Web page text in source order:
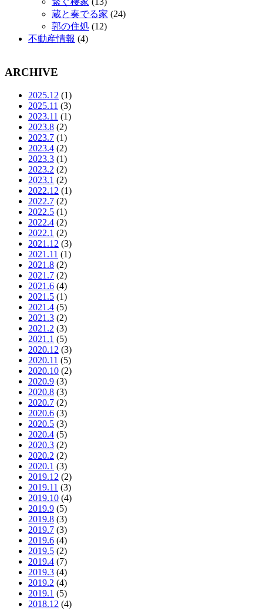
蔵と奏でる家 (24)
郭の住処 (12)
不動産情報 (4)
ARCHIVE
2025.12 (1)
2025.11 (3)
2023.11 (1)
2023.8 (2)
2023.7 (1)
2023.4 (2)
2023.3 (1)
2023.2 (2)
2023.1 (2)
2022.12 (1)
2022.7 (2)
2022.5 (1)
2022.4 (2)
2022.1 (2)
2021.12 (3)
2021.11 (1)
2021.8 (2)
2021.7 (2)
2021.6 (4)
2021.5 (1)
2021.4 (5)
2021.3 (2)
2021.2 (3)
2021.1 (5)
2020.12 (3)
2020.11 (5)
2020.10 (2)
2020.9 (3)
2020.8 (3)
2020.7 (2)
2020.6 (3)
2020.5 (3)
2020.4 (5)
2020.3 (2)
2020.2 (2)
2020.1 (3)
2019.12 (2)
2019.11 (3)
2019.10 (4)
2019.9 (5)
2019.8 (3)
2019.7 (3)
2019.6 (4)
2019.5 (2)
2019.4 (7)
2019.3 (4)
2019.2 (4)
2019.1 (5)
2018.12 (4)